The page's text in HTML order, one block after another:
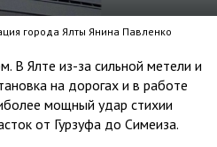
города Ялты Янина Павленко
В Ялте из-за сильной метели и
на дорогах и в работе
мощный удар стихии
от Гурзуфа до Симеиза.